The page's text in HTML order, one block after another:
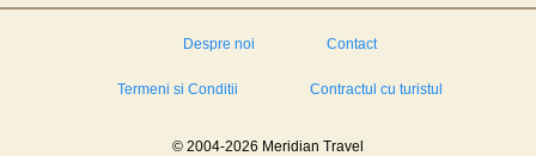
Despre noi Contact
Termeni si Conditii Contractul cu turistul
© 2004-2026 Meridian Travel